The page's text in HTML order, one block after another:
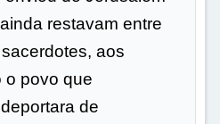
restavam entre
aos
o povo que
de